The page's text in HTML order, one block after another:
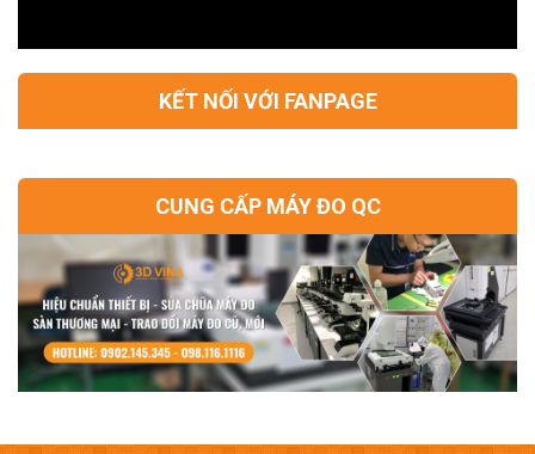
KẾT NỐI VỚI FANPAGE
CUNG CẤP MÁY ĐO QC